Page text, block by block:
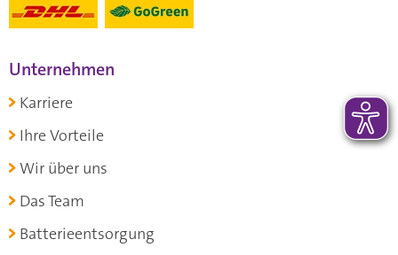
Unternehmen
Karriere
Ihre Vorteile
Wir über uns
Das Team
Batterieentsorgung